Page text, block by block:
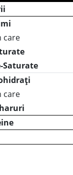
care
Saturate
care